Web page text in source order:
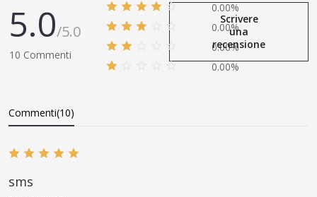
5.0/5.0
10 Commenti
0.00%
0.00%
0.00%
0.00%
Scrivere
una
recensione
Commenti(10)
sms